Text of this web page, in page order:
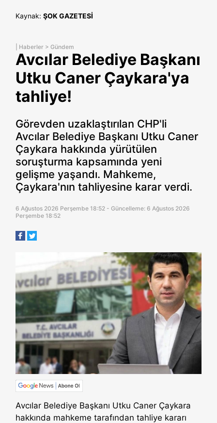
Kaynak: ŞOK GAZETESİ
Haberler > Gündem
Avcılar Belediye Başkanı
Utku Caner Çaykara'ya
tahliye!
Görevden uzaklaştırılan CHP'li
Avcılar Belediye Başkanı Utku Caner
Çaykara hakkında yürütülen
soruşturma kapsamında yeni
gelişme yaşandı. Mahkeme,
Çaykara'nın tahliyesine karar verdi.
6 Ağustos 2026 Perşembe 18:52 - Güncelleme: 6 Ağustos 2026
Perşembe 18:52
Avcılar Belediye Başkanı Utku Caner Çaykara
hakkında mahkeme tarafından tahliye kararı